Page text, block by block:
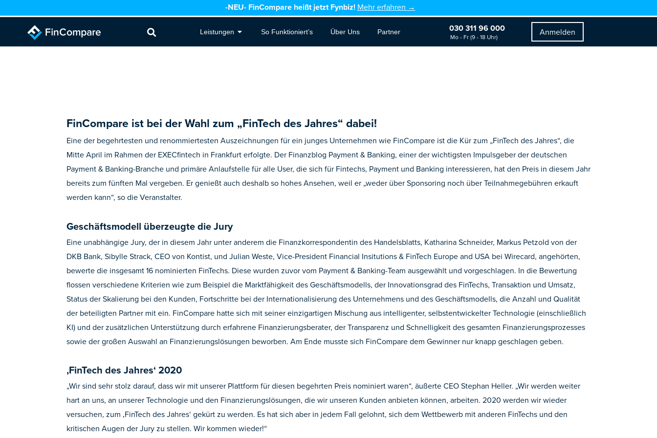
springen
-NEU-FinCompare heißt jetzt Fynbiz! Mehr erfahren →
Leistungen Open Leistungen
So Funktioniert’s Über Uns Partner 030 311 96 000
Mo - Fr (9 - 18 Uhr) Anmelden
FinCompare ist bei der Wahl zum „FinTech des Jahres“ dabei!
Eine der begehrtesten und renommiertesten Auszeichnungen für ein junges Unternehmen wie FinCompare ist die Kür zum „FinTech des Jahres“, die
Mitte April im Rahmen der EXECfintech in Frankfurt erfolgte. Der Finanzblog Payment & Banking, einer der wichtigsten Impulsgeber der deutschen
Payment & Banking-Branche und primäre Anlaufstelle für alle User, die sich für Fintechs, Payment und Banking interessieren, hat den Preis in diesem Jahr
bereits zum fünften Mal vergeben. Er genießt auch deshalb so hohes Ansehen, weil er „weder über Sponsoring noch über Teilnahmegebühren erkauft
werden kann“, so die Veranstalter.
Geschäftsmodell überzeugte die Jury
Eine unabhängige Jury, der in diesem Jahr unter anderem die Finanzkorrespondentin des Handelsblatts, Katharina Schneider, Markus Petzold von der
DKB Bank, Sibylle Strack, CEO von Kontist, und Julian Weste, Vice-President Financial Insitutions & FinTech Europe and USA bei Wirecard, angehörten,
bewerte die insgesamt 16 nominierten FinTechs. Diese wurden zuvor vom Payment & Banking-Team ausgewählt und vorgeschlagen. In die Bewertung
flossen verschiedene Kriterien wie zum Beispiel die Marktfähigkeit des Geschäftsmodells, der Innovationsgrad des FinTechs, Transaktion und Umsatz,
Status der Skalierung bei den Kunden, Fortschritte bei der Internationalisierung des Unternehmens und des Geschäftsmodells, die Anzahl und Qualität
der beteiligten Partner mit ein. FinCompare hatte sich mit seiner einzigartigen Mischung aus intelligenter, selbstentwickelter Technologie (einschließlich
KI) und der zusätzlichen Unterstützung durch erfahrene Finanzierungsberater, der Transparenz und Schnelligkeit des gesamten Finanzierungsprozesses
sowie der großen Auswahl an Finanzierungslösungen beworben. Am Ende musste sich FinCompare dem Gewinner nur knapp geschlagen geben.
,FinTech des Jahres‘ 2020
„Wir sind sehr stolz darauf, dass wir mit unserer Plattform für diesen begehrten Preis nominiert waren“, äußerte CEO Stephan Heller. „Wir werden weiter
hart an uns, an unserer Technologie und den Finanzierungslösungen, die wir unseren Kunden anbieten können, arbeiten. 2020 werden wir wieder
versuchen, zum ‚FinTech des Jahres‘ gekürt zu werden. Es hat sich aber in jedem Fall gelohnt, sich dem Wettbewerb mit anderen FinTechs und den
kritischen Augen der Jury zu stellen. Wir kommen wieder!“